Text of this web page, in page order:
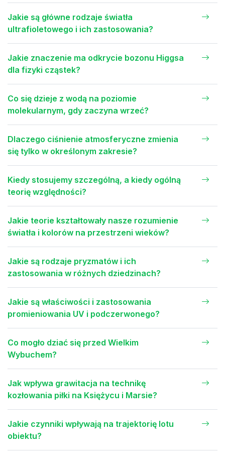
Jakie są główne rodzaje światła
ultrafioletowego i ich zastosowania?
Jakie znaczenie ma odkrycie bozonu Higgsa
dla fizyki cząstek?
Co się dzieje z wodą na poziomie
molekularnym, gdy zaczyna wrzeć?
Dlaczego ciśnienie atmosferyczne zmienia
się tylko w określonym zakresie?
Kiedy stosujemy szczególną, a kiedy ogólną
teorię względności?
Jakie teorie kształtowały nasze rozumienie
światła i kolorów na przestrzeni wieków?
Jakie są rodzaje pryzmatów i ich
zastosowania w różnych dziedzinach?
Jakie są właściwości i zastosowania
promieniowania UV i podczerwonego?
Co mogło dziać się przed Wielkim
Wybuchem?
Jak wpływa grawitacja na technikę
kozłowania piłki na Księżycu i Marsie?
Jakie czynniki wpływają na trajektorię lotu
obiektu?